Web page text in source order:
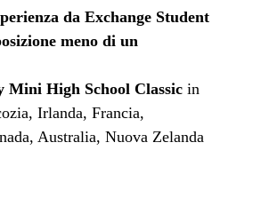
da Exchange Student
meno di un
Mini High School Classicin
Irlanda, Francia,
Australia, Nuova Zelanda